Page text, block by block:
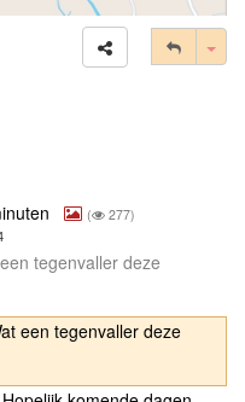
( 277)
tegenvaller deze
een tegenvaller deze